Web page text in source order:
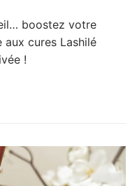
boostez votre
cures Lashilé
!